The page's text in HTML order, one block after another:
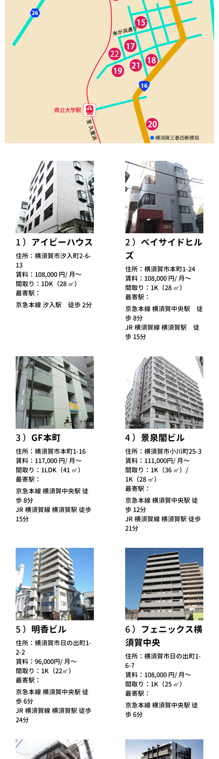
1 アイビーハウス
住所： 横須賀市汐入町2-6-
13
賃料： 108,000 円/ 月～
間取り： 1DK（28 ㎡）
最寄駅：
京急本線 汐入駅 徒歩 2分
2
ベイサイドヒル
ズ
住所： 横須賀市本町1-24
賃料： 108,000 円/ 月～
間取り： 1K（28 ㎡）
最寄駅：
京急本線 横須賀中央駅 徒
歩 8分
JR 横須賀線 横須賀駅 徒
歩 15分
3 GF本町
住所： 横須賀市本町1-16
賃料： 117,000 円/ 月～
間取り： 1LDK（41 ㎡）
最寄駅：
京急本線 横須賀中央駅 徒
歩 8分
JR 横須賀線 横須賀駅 徒歩
15分
4 景泉閣ビル
住所： 横須賀市小川町25-3
賃料： 111,000円/ 月～
間取り： 1K（36 ㎡）/
1K（28 ㎡）
最寄駅：
京急本線 横須賀中央駅 徒
歩 12分
JR 横須賀線 横須賀駅 徒歩
21分
5 明香ビル
住所： 横須賀市日の出町1-
2-2
賃料： 96,000円/ 月～
間取り： 1K（22㎡）
最寄駅：
京急本線 横須賀中央駅 徒
歩 6分
JR 横須賀線 横須賀駅 徒歩
24分
6
フェニックス横
須賀中央
住所： 横須賀市日の出町1-
6-7
賃料： 108,000 円/ 月～
間取り： 1K（25 ㎡）
最寄駅：
京急本線 横須賀中央駅 徒
歩 6分